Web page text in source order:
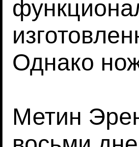
Однако
Метин